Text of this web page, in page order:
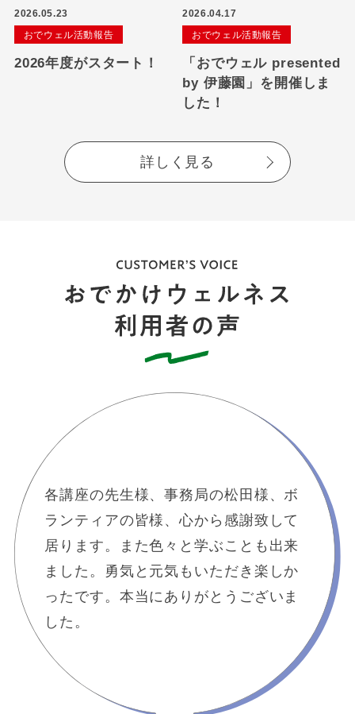
2026.05.23
おでウェル活動報告
2026年度がスタート！
2026.04.17
おでウェル活動報告
「おでウェル presented
by 伊藤園」を開催しま
した！
詳しく見る
各講座の先生様、事務局の松田様、ボ
ランティアの皆様、心から感謝致して
居ります。また色々と学ぶことも出来
ました。勇気と元気もいただき楽しか
ったです。本当にありがとうございま
した。